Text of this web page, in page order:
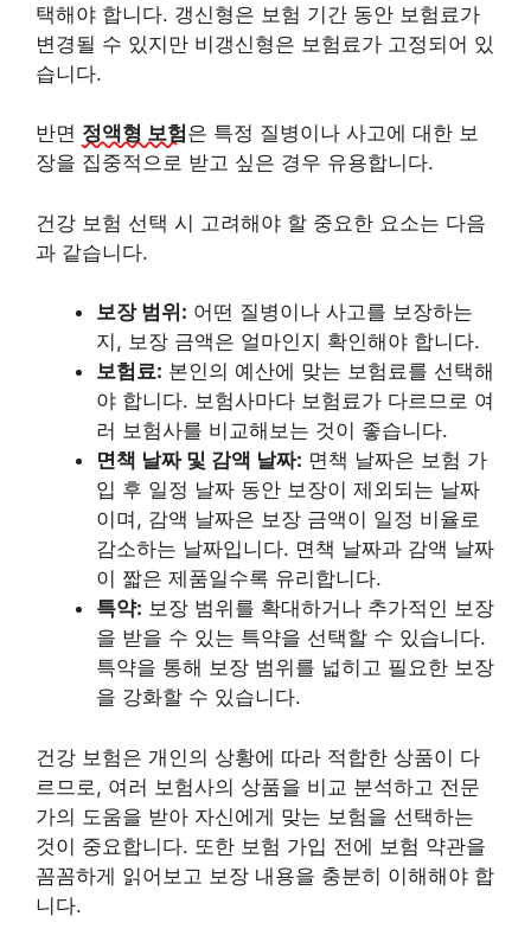
택해야 합니다. 갱신형은 보험 기간 동안 보험료가
변경될 수 있지만 비갱신형은 보험료가 고정되어 있
습니다.
반면 정액형 보험은 특정 질병이나 사고에 대한 보
장을 집중적으로 받고 싶은 경우 유용합니다.
건강 보험 선택 시 고려해야 할 중요한 요소는 다음
과 같습니다.
보장 범위: 어떤 질병이나 사고를 보장하는
지, 보장 금액은 얼마인지 확인해야 합니다.
보험료: 본인의 예산에 맞는 보험료를 선택해
야 합니다. 보험사마다 보험료가 다르므로 여
러 보험사를 비교해보는 것이 좋습니다.
면책 날짜 및 감액 날짜: 면책 날짜은 보험 가
입 후 일정 날짜 동안 보장이 제외되는 날짜
이며, 감액 날짜은 보장 금액이 일정 비율로
감소하는 날짜입니다. 면책 날짜과 감액 날짜
이 짧은 제품일수록 유리합니다.
특약: 보장 범위를 확대하거나 추가적인 보장
을 받을 수 있는 특약을 선택할 수 있습니다.
특약을 통해 보장 범위를 넓히고 필요한 보장
을 강화할 수 있습니다.
건강 보험은 개인의 상황에 따라 적합한 상품이 다
르므로, 여러 보험사의 상품을 비교 분석하고 전문
가의 도움을 받아 자신에게 맞는 보험을 선택하는
것이 중요합니다. 또한 보험 가입 전에 보험 약관을
꼼꼼하게 읽어보고 보장 내용을 충분히 이해해야 합
니다.